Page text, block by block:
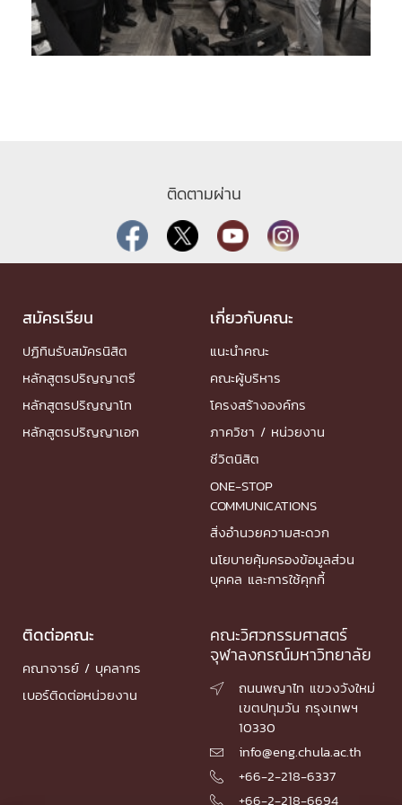
ติดตามผ่าน
สมัครเรียน
ปฏิทินรับสมัครนิสิต
หลักสูตรปริญญาตรี
หลักสูตรปริญญาโท
หลักสูตรปริญญาเอก
เกี่ยวกับคณะ
แนะนำคณะ
คณะผู้บริหาร
โครงสร้างองค์กร
ภาควิชา / หน่วยงาน
ชีวิตนิสิต
ONE-STOP
COMMUNICATIONS
สิ่งอำนวยความสะดวก
นโยบายคุ้มครองข้อมูลส่วน
บุคคล และการใช้คุกกี้
ติดต่อคณะ
คณาจารย์ / บุคลากร
เบอร์ติดต่อหน่วยงาน
คณะวิศวกรรมศาสตร์
จุฬาลงกรณ์มหาวิทยาลัย

ถนนพญาไท แขวงวังใหม่
เขตปทุมวัน กรุงเทพฯ
10330
 info@eng.chula.ac.th
 +66-2-218-6337
 +66-2-218-6694